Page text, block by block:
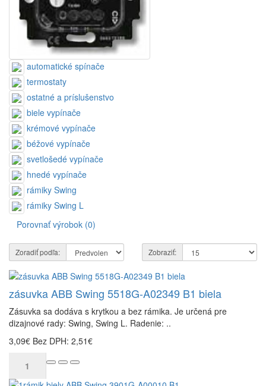
automatické spínače
termostaty
ostatné a príslušenstvo
biele vypínače
krémové vypínače
béžové vypínače
svetlošedé vypínače
hnedé vypínače
rámiky Swing
rámiky Swing L
Porovnať výrobok (0)
Zoradiť podľa: Zobraziť:
zásuvka ABB Swing 5518G-A02349 B1 biela
Zásuvka sa dodáva s krytkou a bez rámika. Je určená pre
dizajnové rady: Swing, Swing L. Radenie: ..
3,09€ Bez DPH: 2,51€